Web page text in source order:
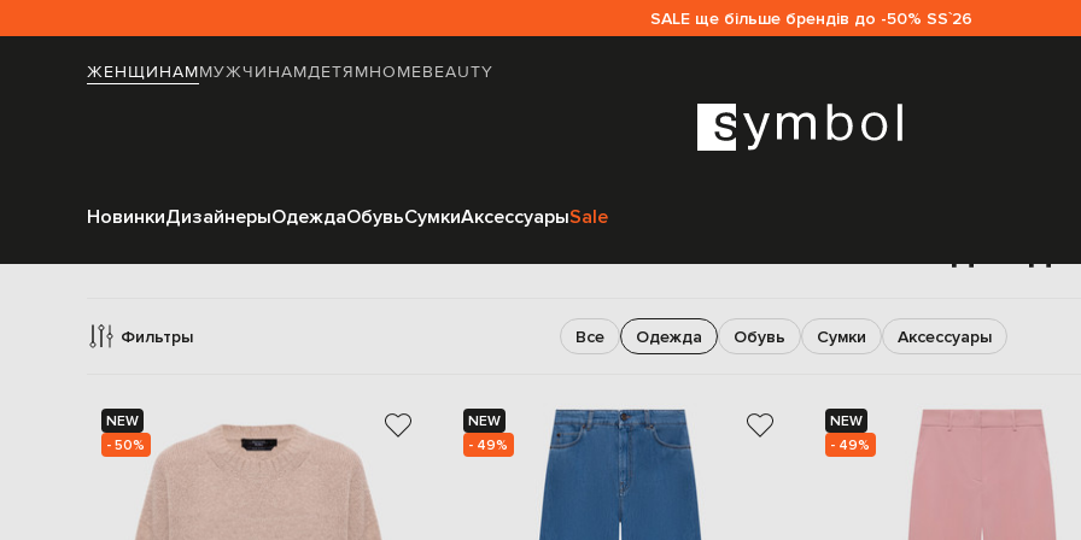
SALE ще більше брендів до -50% SS`26
ЖЕНЩИНАММУЖЧИНАМДЕТЯМHOMEBEAUTY
НовинкиДизайнерыОдеждаОбувьСумкиАксессуарыSale
Фильтры Все Одежда Обувь Сумки Аксессуары
NEW
- 50%
NEW
- 49%
NEW
- 49%